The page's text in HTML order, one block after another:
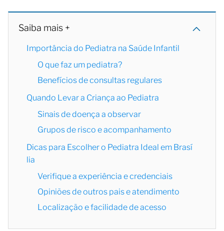
Saiba mais +
Importância do Pediatra na Saúde Infantil
O que faz um pediatra?
Benefícios de consultas regulares
Quando Levar a Criança ao Pediatra
Sinais de doença a observar
Grupos de risco e acompanhamento
Dicas para Escolher o Pediatra Ideal em Brasí
lia
Verifique a experiência e credenciais
Opiniões de outros pais e atendimento
Localização e facilidade de acesso